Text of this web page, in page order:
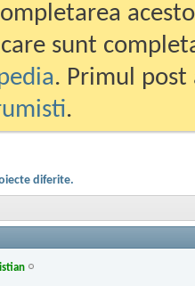
sunt
. Primul
.
diferite.